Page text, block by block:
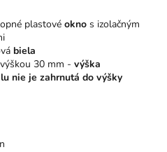
plastové okno s izolačným
biela
30 mm - výška
nie je zahrnutá do výšky